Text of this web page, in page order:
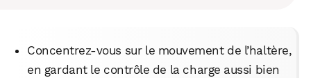
Concentrez-vous sur le mouvement de l’haltère,
en gardant le contrôle de la charge aussi bien